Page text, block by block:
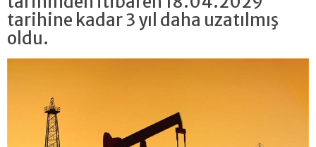
tarihine kadar 3 yıl daha uzatılmış
oldu.